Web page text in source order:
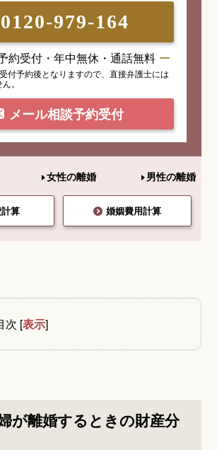
0120-979-164
約受付・年中無休・通話無料
付予約後となりますので、 直接弁護士には
。
メール相談予約受付
女性の離婚 男性の離婚
算 婚姻費用計算
次 [表示]
が離婚するときの財産分